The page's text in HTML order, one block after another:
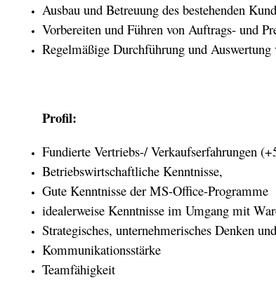
Ausbau und Betreuung des bestehenden
Vorbereiten und Führen von Auftrags- und
Regelmäßige Durchführung und
Profil:
Fundierte Vertriebs-/ Verkaufserfahrungen
Betriebswirtschaftliche Kenntnisse,
Gute Kenntnisse der MS-Office-Programme
idealerweise Kenntnisse im Umgang mit
Strategisches, unternehmerisches Denken
Kommunikationsstärke
Teamfähigkeit